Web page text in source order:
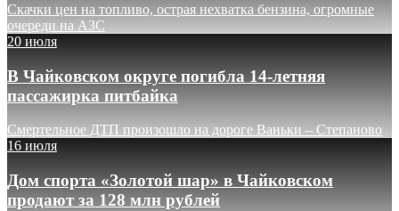
Скачки цен на топливо, острая нехватка бензина, огромные
очереди на АЗС
20 июля
В Чайковском округе погибла 14-летняя
пассажирка питбайка
Смертельное ДТП произошло на дороге Ваньки – Степаново
16 июля
Дом спорта «Золотой шар» в Чайковском
продают за 128 млн рублей